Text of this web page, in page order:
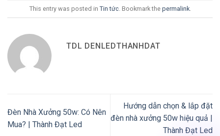
This entry was posted in Tin tức. Bookmark the permalink.
TDL DENLEDTHANHDAT
Đèn Nhà Xưởng 50w: Có Nên
Mua? | Thành Đạt Led
Hướng dẫn chọn & lắp đặt
đèn nhà xưởng 50w hiệu quả |
Thành Đạt Led